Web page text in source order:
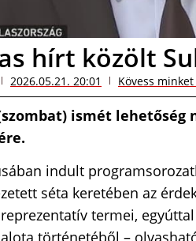
hírt közölt
2026.05.21. 20:01 Kövess
ismét lehetőség
indult
séta keretében az
termei,
történetéből –